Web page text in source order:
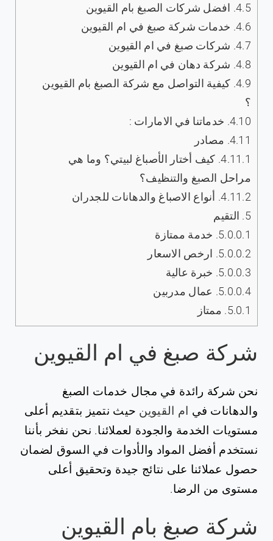
4.5. افضل شركات الصبغ بام القيوين
4.6. خدمات شركة صبغ في ام القيوين
4.7. ‏شركات صبغ في ام القيوين
4.8. ‏شركة دهان في ام القيوين
4.9. كيفية التواصل مع شركة الصبغ بام القيوين
؟
4.10. خدماتنا في الامارات :
4.11. مصادر
4.11.1. كيف أختار الأصباغ لبيتي؟ وما هي
مراحل الصبغ والتنظيف؟
4.11.2. أنواع الاصباغ والدهانات للجدران
5. التقيم
5.0.0.1. خدمة ممتازة
5.0.0.2. ارخص الاسعار
5.0.0.3. خبرة عالية
5.0.0.4. عمال مدربين
5.0.1. ممتاز
شركة صبغ في ام القيوين
نحن شركة رائدة في مجال خدمات الصبغ
والدهانات في ام القيوين حيث نتميز بتقديم أعلى
مستويات الخدمة والجودة لعملائنا. نحن نفخر بأننا
نستخدم أفضل المواد والأدوات في السوق لضمان
حصول عملائنا على نتائج جيدة وتحقيق أعلى
مستوى من الرضا.
شركة صبغ بام القيوين